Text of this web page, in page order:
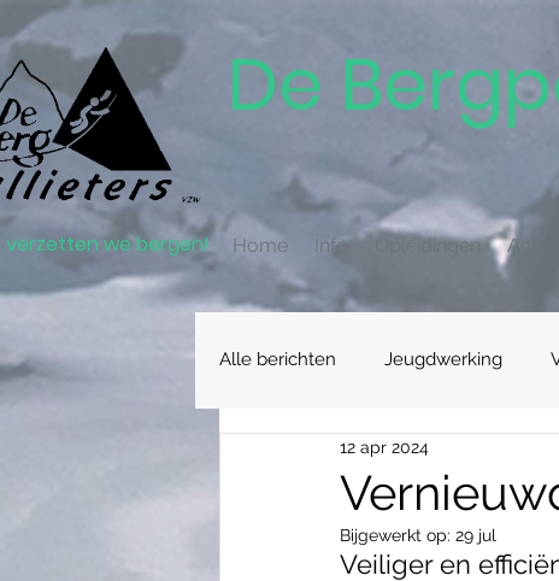
verzetten we bergen!
De
Home Info Opleidingen
Alle berichten Jeugdwerking
12 apr 2024
Bijgewerkt op: 29 jul
Veiliger en